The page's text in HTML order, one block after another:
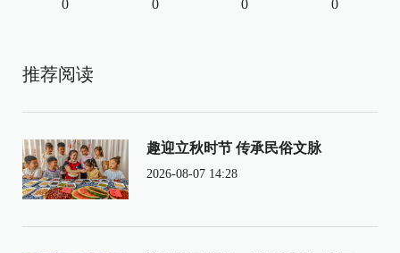
0 0 0 0
推荐阅读
趣迎立秋时节 传承民俗文脉
2026-08-07 14:28